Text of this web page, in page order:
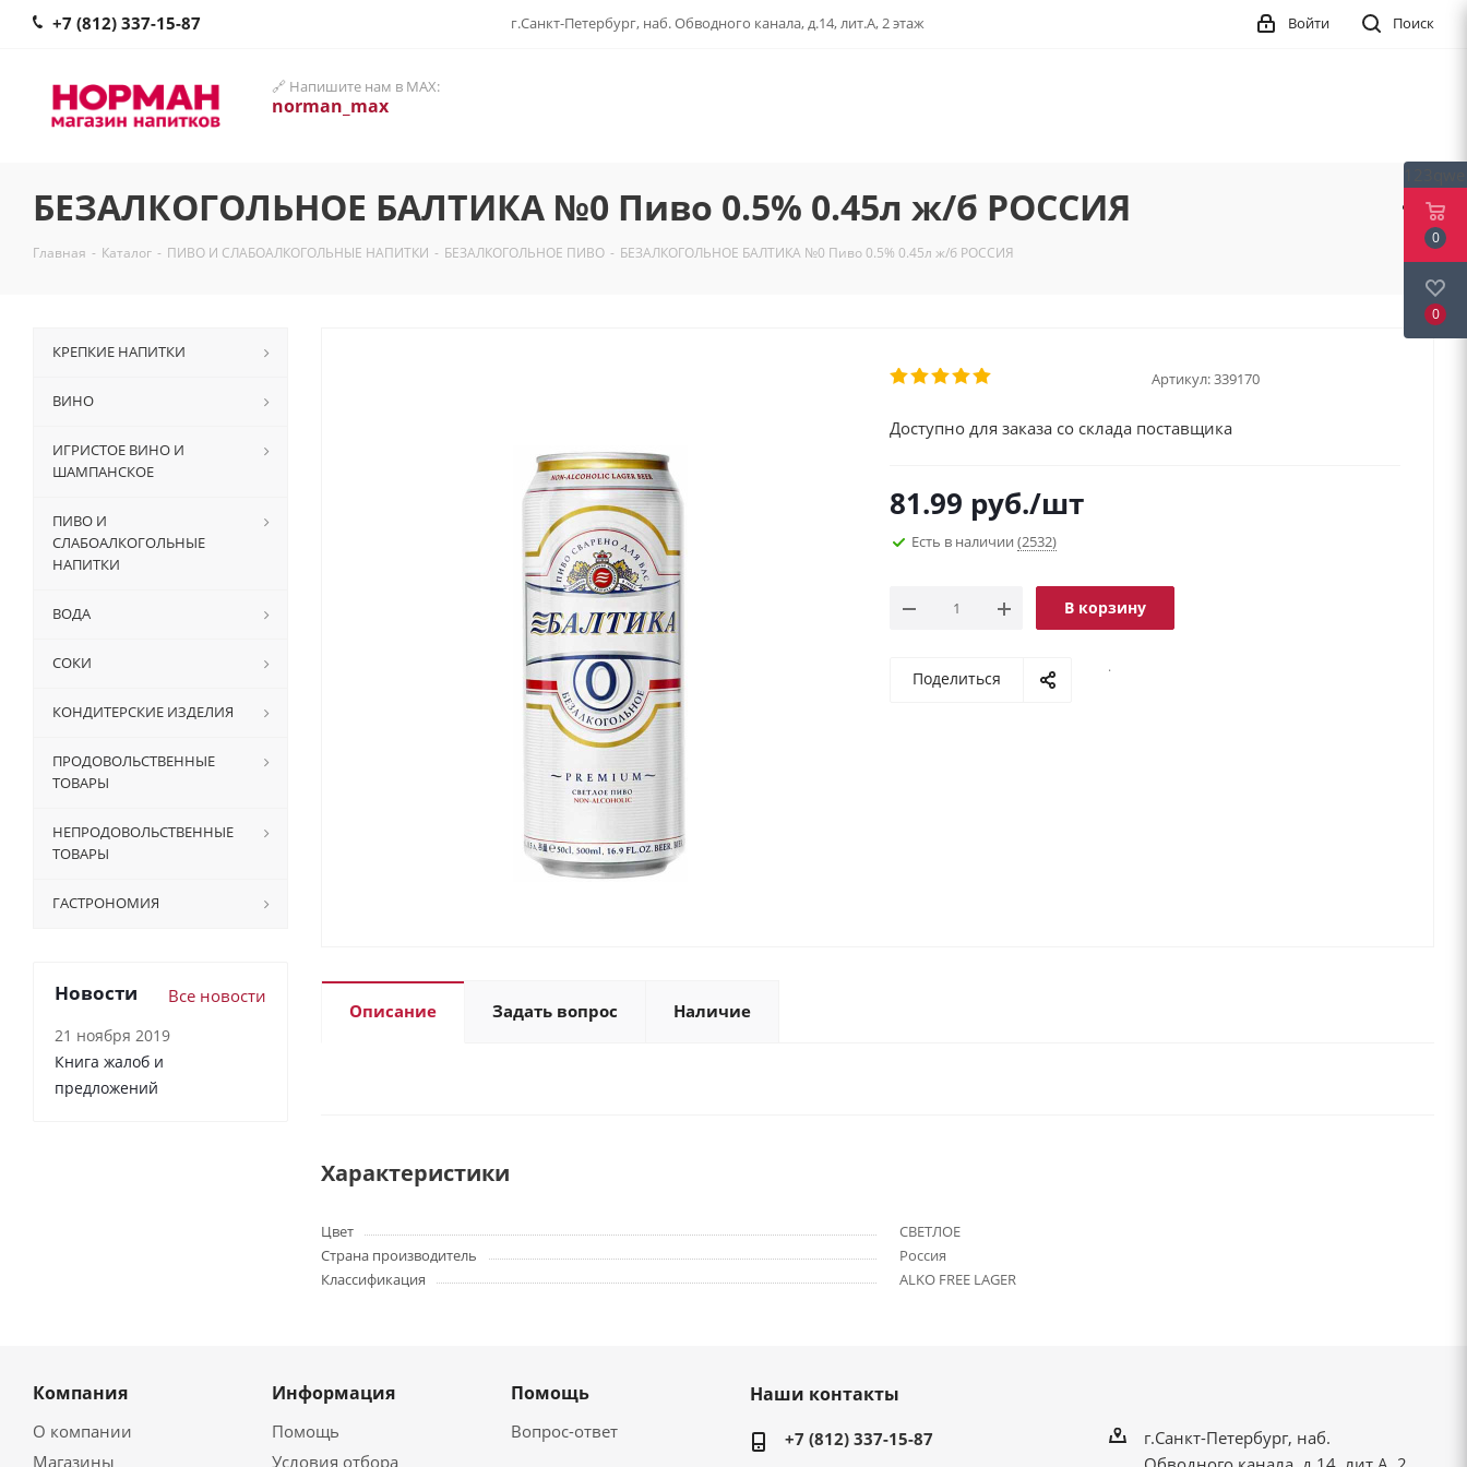
+7 (812) 337-15-87 г.Санкт-Петербург, наб. Обводного канала, д.14, лит.А, 2 этаж Поиск
Войти
🔗 Напишите нам в MAX:
norman_max
БЕЗАЛКОГОЛЬНОЕ БАЛТИКА №0 Пиво 0.5% 0.45л ж/б РОССИЯ
Главная - Каталог - ПИВО И СЛАБОАЛКОГОЛЬНЫЕ НАПИТКИ - БЕЗАЛКОГОЛЬНОЕ ПИВО - БЕЗАЛКОГОЛЬНОЕ БАЛТИКА №0 Пиво 0.5% 0.45л ж/б РОССИЯ
Артикул:339170
Доступно для заказа со склада поставщика
81.99 руб./шт
Есть в наличии (2532)
В корзину
Поделиться
.
Описание Задать вопрос Наличие
Характеристики
Цвет
СВЕТЛОЕ
Страна производитель
Россия
Классификация
ALKO FREE LAGER
КРЕПКИЕ НАПИТКИ
ВИНО
ИГРИСТОЕ ВИНО И
ШАМПАНСКОЕ
ПИВО И
СЛАБОАЛКОГОЛЬНЫЕ
НАПИТКИ
ВОДА
СОКИ
КОНДИТЕРСКИЕ ИЗДЕЛИЯ
ПРОДОВОЛЬСТВЕННЫЕ
ТОВАРЫ
НЕПРОДОВОЛЬСТВЕННЫЕ
ТОВАРЫ
ГАСТРОНОМИЯ
Новости Все новости
21 ноября 2019
Книга жалоб и
предложений
Компания
О компании
Магазины
Информация
Помощь
Условия отбора
Помощь
Вопрос-ответ
Наши контакты
+7 (812) 337-15-87
г.Санкт-Петербург, наб.
0
0